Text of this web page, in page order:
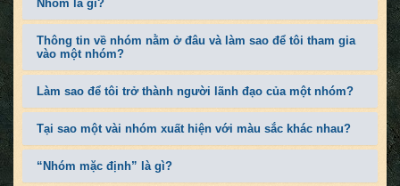
Nhóm là gì?
Thông tin về nhóm nằm ở đâu và làm sao để tôi tham gia
vào một nhóm?
Làm sao để tôi trở thành người lãnh đạo của một nhóm?
Tại sao một vài nhóm xuất hiện với màu sắc khác nhau?
“Nhóm mặc định” là gì?